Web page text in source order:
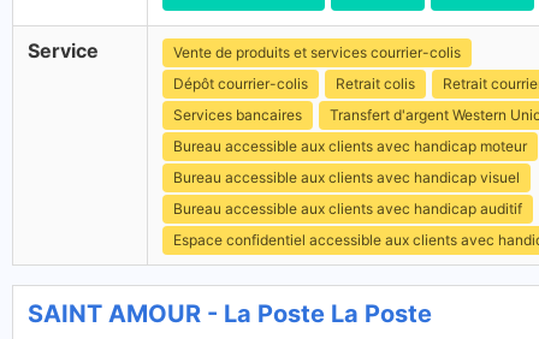
Service
Vente de produits et services courrier-colis
Dépôt courrier-colis
Retrait colis
Retrait
Services bancaires
Transfert d'argent Western
Bureau accessible aux clients avec handicap moteur
Bureau accessible aux clients avec handicap visuel
Bureau accessible aux clients avec handicap auditif
Espace confidentiel accessible aux clients avec
SAINT AMOUR - La Poste La Poste